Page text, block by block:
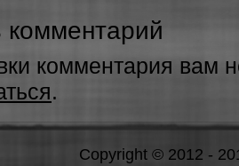
комментарий
комментария вам
.
Copyright © 2012 -